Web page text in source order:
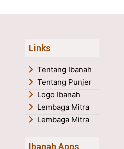
Links
Tentang Ibanah
Tentang Punjer
Logo Ibanah
Lembaga Mitra
Lembaga Mitra
Ibanah Apps